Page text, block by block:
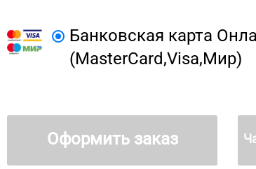
Банковская карта
(MasterCard,Visa,Мир)
Оформить заказ